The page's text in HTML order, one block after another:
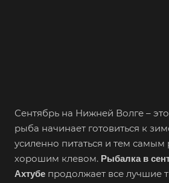
Сентябрь на Нижней Волге –
рыба начинает готовиться к
усиленно питаться и тем самым
хорошим клевом. Рыбалка в
Ахтубе продолжает все лучшие